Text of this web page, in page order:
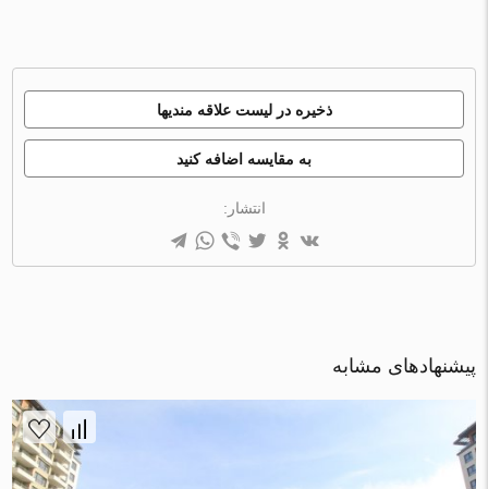
ذخیره در لیست علاقه مندیها
به مقایسه اضافه کنید
انتشار:
پیشنهادهای مشابه